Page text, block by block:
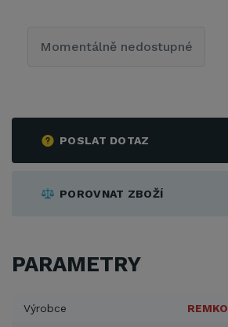
POSLAT DOTAZ
POROVNAT ZBOŽÍ
Momentálně nedostupné
PARAMETRY
Výrobce REMKO